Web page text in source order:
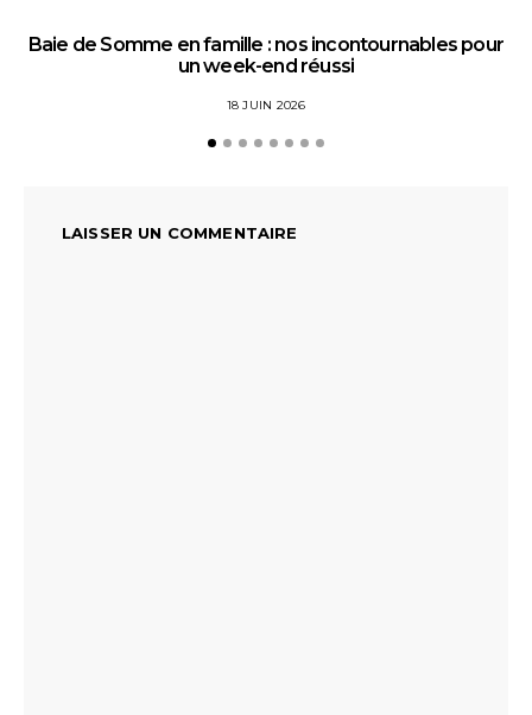
Baie de Somme en famille : nos incontournables pour
un week-end réussi
18 JUIN 2026
LAISSER UN COMMENTAIRE